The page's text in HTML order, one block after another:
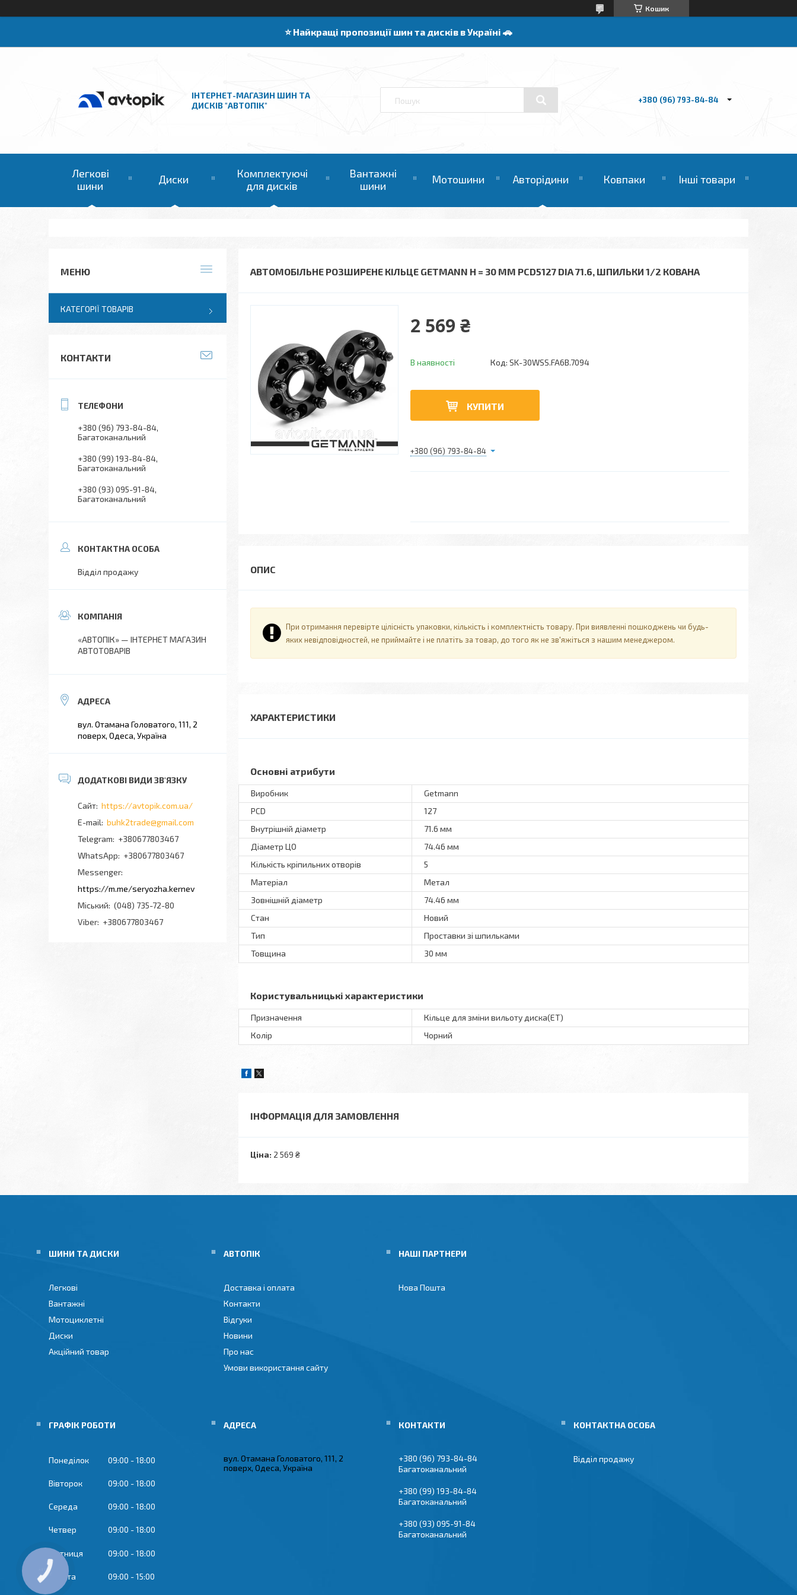
Кошик
⭐️ Найкращі пропозиції шин та дисків в Україні 🚗
ІНТЕРНЕТ-МАГАЗИН ШИН ТА
ДИСКІВ "АВТОПІК"
+380 (96) 793-84-84
Легкові
шини
Диски
Комплектуючі
для дисків
Вантажні
шини
Мотошини Авторідини Ковпаки Інші товари
АВТОМОБІЛЬНЕ РОЗШИРЕНЕ КІЛЬЦЕ GETMANN H = 30 ММ PCD5127 DIA 71.6, ШПИЛЬКИ 1/2 КОВАНА
2 569 ₴
В наявності Код: SK-30WSS.FA6B.7094
КУПИТИ
+380 (96) 793-84-84
При отримання перевірте цілісність упаковки, кількість і комплектність товару. При виявленні пошкоджень чи будь-
яких невідповідностей, не приймайте і не платіть за товар, до того як не зв'яжіться з нашим менеджером.
ХАРАКТЕРИСТИКИ
Основні атрибути
Виробник
Getmann
PCD
127
Внутрішній діаметр
71.6 мм
Діаметр ЦО
74.46 мм
Кількість кріпильних отворів
5
Матеріал
Метал
Зовнішній діаметр
74.46 мм
Стан
Новий
Тип
Проставки зі шпильками
Товщина
30 мм
Користувальницькі характеристики
Призначення
Кільце для зміни вильоту диска(ET)
Колір
Чорний
ІНФОРМАЦІЯ ДЛЯ ЗАМОВЛЕННЯ
Ціна: 2 569 ₴
КАТЕГОРІЇ ТОВАРІВ
КОНТАКТИ
+380 (96) 793-84-84
Багатоканальний
+380 (99) 193-84-84
Багатоканальний
+380 (93) 095-91-84
Багатоканальний
Відділ продажу
«АВТОПІК» — ІНТЕРНЕТ МАГАЗИН
АВТОТОВАРІВ
вул. Отамана Головатого, 111, 2
поверх, Одеса, Україна
https://avtopik.com.ua/
buhk2trade@gmail.com
+380677803467
+380677803467
Messenger
https://m.me/seryozha.kernev
Міський (048) 735-72-80
Viber +380677803467
ШИНИ ТА ДИСКИ
Легкові
Вантажні
Мотоциклетні
Диски
Акційний товар
АВТОПІК
Доставка і оплата
Контакти
Відгуки
Новини
Про нас
Умови використання сайту
НАШІ ПАРТНЕРИ
Нова Пошта
ГРАФІК РОБОТИ
Понеділок 09:00 18:00
Вівторок 09:00 18:00
Середа 09:00 18:00
Четвер 09:00 18:00
Пʼятниця 09:00 18:00
Субота 09:00 15:00
вул. Отамана Головатого, 111, 2
поверх, Одеса, Україна
+380 (96) 793-84-84
Багатоканальний
+380 (99) 193-84-84
Багатоканальний
+380 (93) 095-91-84
Багатоканальний
Відділ продажу